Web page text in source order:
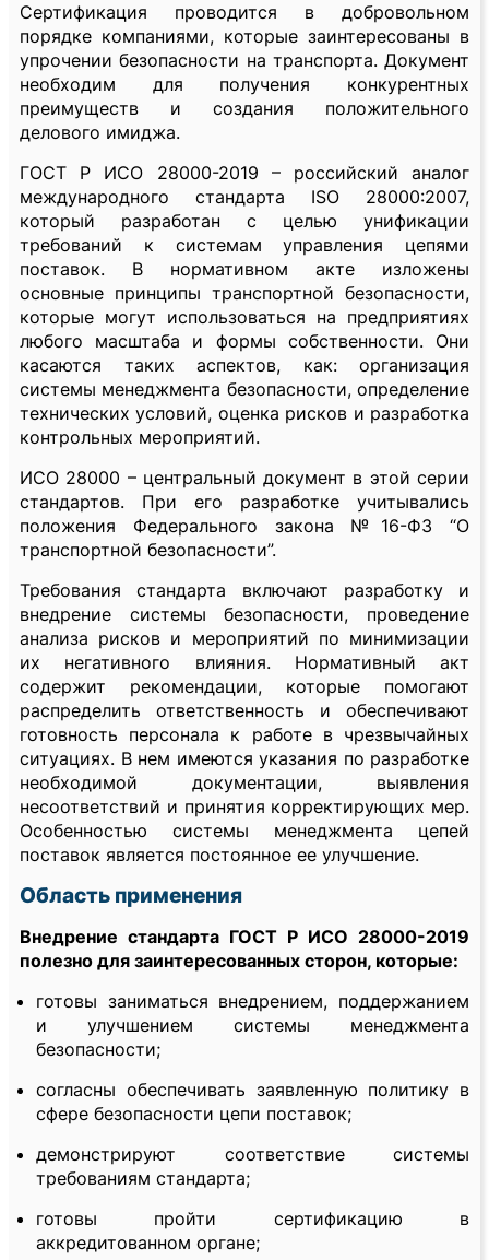
Сертификация проводится в добровольном
порядке компаниями, которые заинтересованы в
упрочении безопасности на транспорта. Документ
необходим для получения конкурентных
преимуществ и создания положительного
делового имиджа.
ГОСТ Р ИСО 28000-2019 – российский аналог
международного стандарта ISO 28000:2007,
который разработан с целью унификации
требований к системам управления цепями
поставок. В нормативном акте изложены
основные принципы транспортной безопасности,
которые могут использоваться на предприятиях
любого масштаба и формы собственности. Они
касаются таких аспектов, как: организация
системы менеджмента безопасности, определение
технических условий, оценка рисков и разработка
контрольных мероприятий.
ИСО 28000 – центральный документ в этой серии
стандартов. При его разработке учитывались
положения Федерального закона №16-ФЗ “О
транспортной безопасности”.
Требования стандарта включают разработку и
внедрение системы безопасности, проведение
анализа рисков и мероприятий по минимизации
их негативного влияния. Нормативный акт
содержит рекомендации, которые помогают
распределить ответственность и обеспечивают
готовность персонала к работе в чрезвычайных
ситуациях. В нем имеются указания по разработке
необходимой документации, выявления
несоответствий и принятия корректирующих мер.
Особенностью системы менеджмента цепей
поставок является постоянное ее улучшение.
Область применения
Внедрение стандарта ГОСТ Р ИСО 28000-2019
полезно для заинтересованных сторон, которые:
готовы заниматься внедрением, поддержанием
и улучшением системы менеджмента
безопасности;
согласны обеспечивать заявленную политику в
сфере безопасности цепи поставок;
демонстрируют соответствие системы
требованиям стандарта;
готовы пройти сертификацию в
аккредитованном органе;